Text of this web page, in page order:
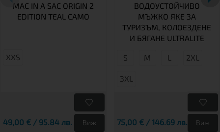
MAC IN A SAC ORIGIN 2
EDITION TEAL CAMO
XXS
49,00 € / 95.84 лв. Виж
ВОДОУСТОЙЧИВО
МЪЖКО ЯКЕ ЗА
ТУРИЗЪМ, КОЛОЕЗДЕНЕ
И БЯГАНЕ ULTRALITE
S М L 2XL
3XL
75,00 € / 146.69 лв. Виж